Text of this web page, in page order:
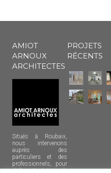
AMIOT
ARNOUX
ARCHITECTES
Situés à Roubaix,
nous intervenons
auprès des
particuliers et des
professionnels, pour
réaliser tout type de
PROJETS
RÉCENTS